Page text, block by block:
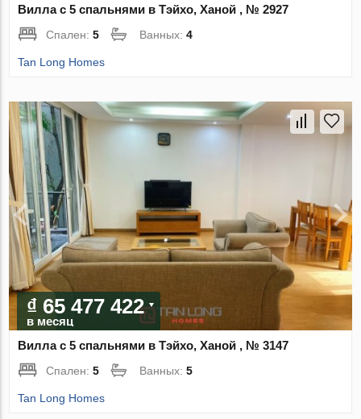
Вилла с 5 спальнями в Тэйхо, Ханой , № 2927
Спален:5 Ванных:4
Tan Long Homes
₫ 65 477 422
в месяц
Вилла с 5 спальнями в Тэйхо, Ханой , № 3147
Спален:5 Ванных:5
Tan Long Homes